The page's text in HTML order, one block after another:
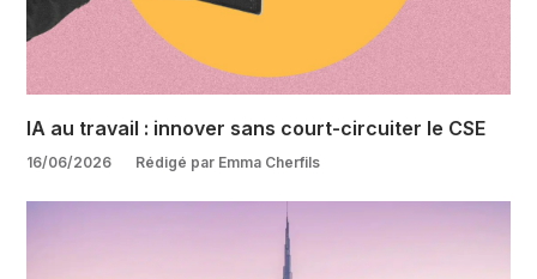
IA au travail : innover sans court-circuiter le CSE
16/06/2026 Rédigé par Emma Cherfils